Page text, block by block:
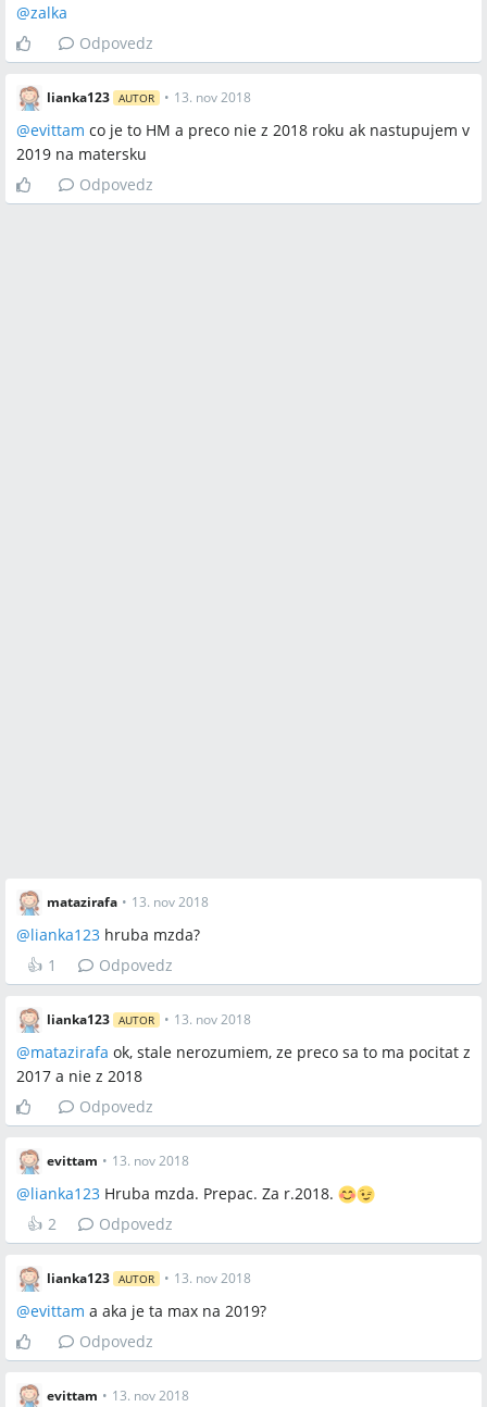
@zalka
Odpovedz
lianka123 AUTOR • 13. nov 2018
@evittam co je to HM a preco nie z 2018 roku ak nastupujem v
2019 na matersku
Odpovedz
matazirafa • 13. nov 2018
@lianka123 hruba mzda?
👍 1 Odpovedz
lianka123 AUTOR • 13. nov 2018
@matazirafa ok, stale nerozumiem, ze preco sa to ma pocitat z
2017 a nie z 2018
Odpovedz
evittam • 13. nov 2018
@lianka123 Hruba mzda. Prepac. Za r.2018.
👍 2 Odpovedz
lianka123 AUTOR • 13. nov 2018
@evittam a aka je ta max na 2019?
Odpovedz
evittam • 13. nov 2018